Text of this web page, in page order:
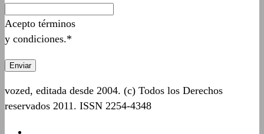
Acepto términos
y condiciones.*
vozed, editada desde 2004. (c) Todos los Derechos
reservados 2011. ISSN 2254-4348